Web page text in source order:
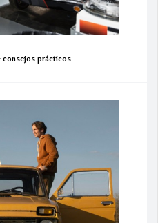
consejos prácticos